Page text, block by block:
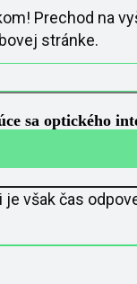
Prechod na
stránke.
sa optického
však čas